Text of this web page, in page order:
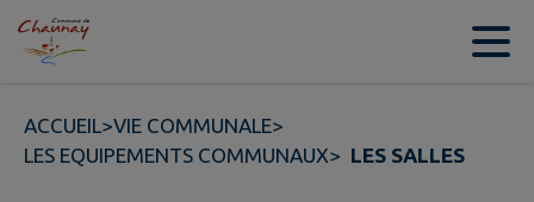
Contenu
ACCUEIL>VIE COMMUNALE>
LES EQUIPEMENTS COMMUNAUX> LES SALLES